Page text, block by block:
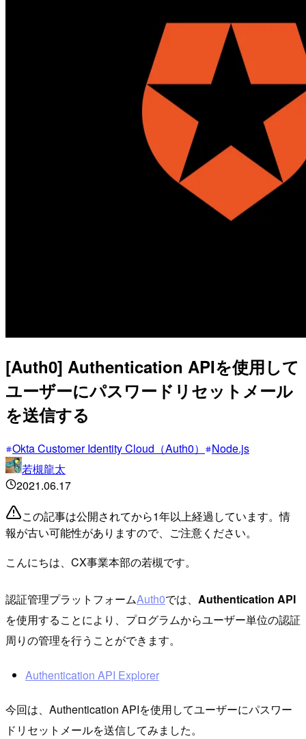
[Auth0] Authentication APIを使用して
ユーザーにパスワードリセットメール
を送信する
Okta Customer Identity Cloud（Auth0）
Node.js
若槻龍太
2021.06.17
この記事は公開されてから1年以上経過しています。情
報が古い可能性がありますので、ご注意ください。
こんにちは、CX事業本部の若槻です。
認証管理プラットフォームAuth0では、 Authentication API
を使用することにより、プログラムからユーザー単位の認証
周りの管理を行うことができます。
Authentication API Explorer
今回は、Authentication APIを使用してユーザーにパスワー
ドリセットメールを送信してみました。